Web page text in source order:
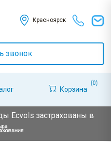
Красноярск
звонок
Корзина
(0)
Ecvols застрахованы в